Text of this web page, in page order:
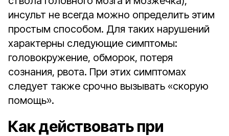
инсульт не всегда можно определить этим
простым способом. Для таких нарушений
характерны следующие симптомы:
головокружение, обморок, потеря
сознания, рвота. При этих симптомах
следует также срочно вызывать «скорую
помощь».
Как действовать при